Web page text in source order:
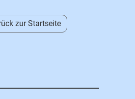
zur Startseite